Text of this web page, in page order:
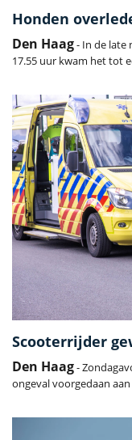
Honden
Den Haag- In de late
17.55 uur kwam het tot
Scooterrijder
Den Haag-
ongeval voorgedaan